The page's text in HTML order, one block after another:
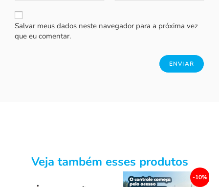
Salvar meus dados neste navegador para a próxima vez
que eu comentar.
Veja também esses produtos
-10%